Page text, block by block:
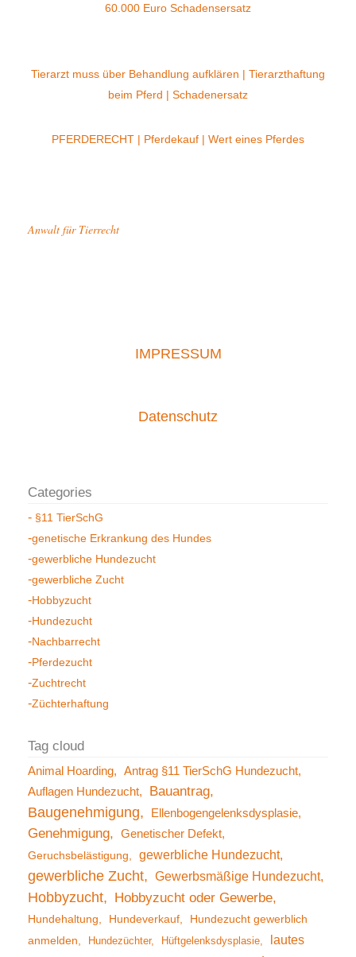
60.000 Euro Schadensersatz
Tierarzt muss über Behandlung aufklären | Tierarzthaftung
beim Pferd | Schadenersatz
PFERDERECHT | Pferdekauf | Wert eines Pferdes
Anwalt für Tierrecht
IMPRESSUM
Datenschutz
§11 TierSchG
genetische Erkrankung des Hundes
gewerbliche Hundezucht
gewerbliche Zucht
Hobbyzucht
Hundezucht
Nachbarrecht
Pferdezucht
Zuchtrecht
Züchterhaftung
Animal Hoarding Antrag §11 TierSchG Hundezucht
Auflagen Hundezucht Bauantrag
Baugenehmigung Ellenbogengelenksdysplasie
Genehmigung
Genetischer Defekt
Geruchsbelästigung
gewerbliche Hundezucht
gewerbliche Zucht Gewerbsmäßige Hundezucht
Hobbyzucht Hobbyzucht oder Gewerbe
Hundehaltung Hundeverkauf
Hundezucht gewerblich
anmelden
Hundezüchter Hüftgelenksdysplasie
lautes